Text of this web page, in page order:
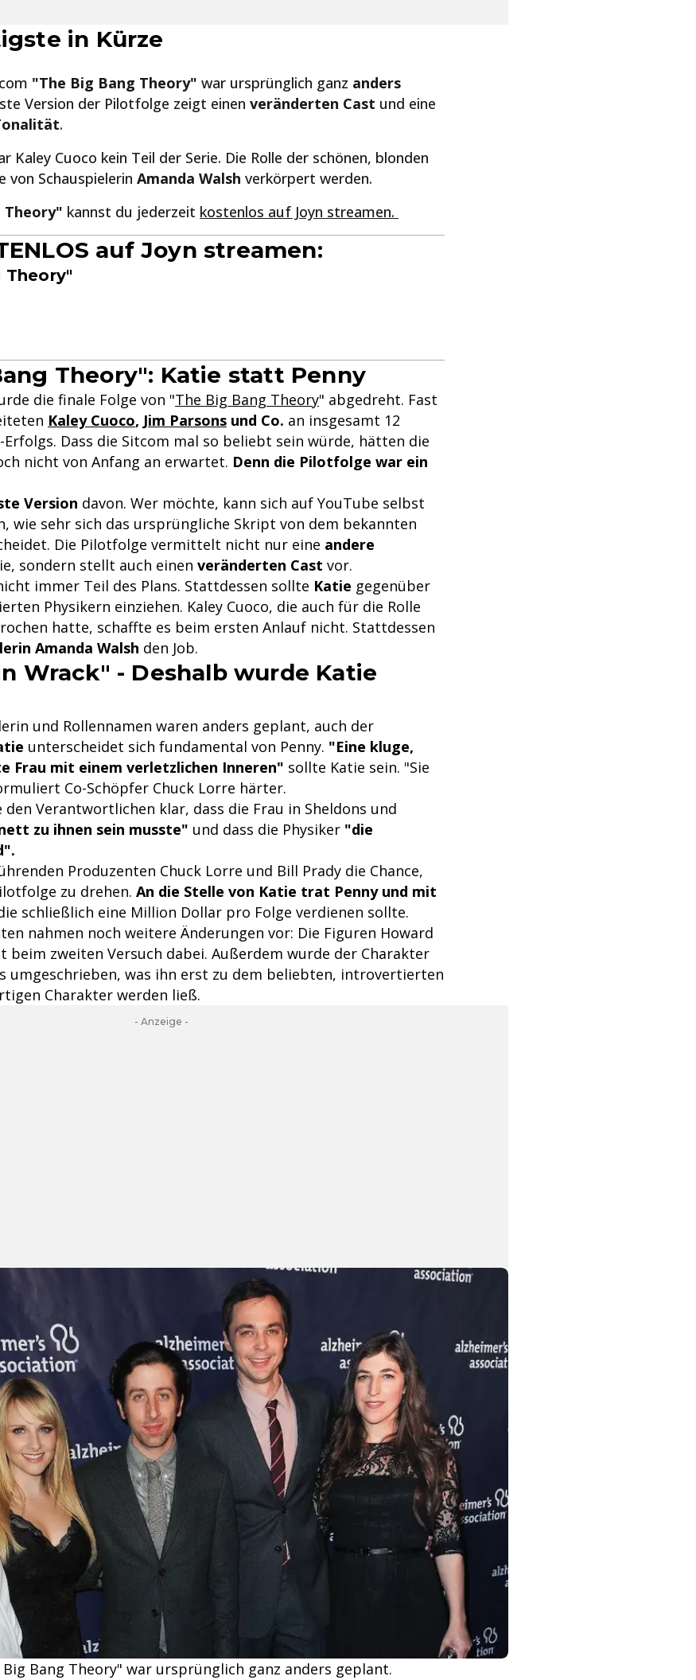
in Kürze
"The Big Bang Theory" war ursprünglich ganz anders
Version der Pilotfolge zeigt einen veränderten Cast und eine
.
Kaley Cuoco kein Teil der Serie. Die Rolle der schönen, blonden
von Schauspielerin Amanda Walsh verkörpert werden.
Theory" kannst du jederzeit kostenlos auf Joyn streamen.
auf Joyn streamen:
Theory"
Theory": Katie statt Penny
die finale Folge von "The Big Bang Theory" abgedreht. Fast
Kaley Cuoco, Jim Parsons und Co. an insgesamt 12
Erfolgs. Dass die Sitcom mal so beliebt sein würde, hätten die
nicht von Anfang an erwartet. Denn die Pilotfolge war ein
Version davon. Wer möchte, kann sich auf YouTube selbst
wie sehr sich das ursprüngliche Skript von dem bekannten
Die Pilotfolge vermittelt nicht nur eine andere
sondern stellt auch einen veränderten Cast vor.
immer Teil des Plans. Stattdessen sollte Katie gegenüber
Physikern einziehen. Kaley Cuoco, die auch für die Rolle
hatte, schaffte es beim ersten Anlauf nicht. Stattdessen
Amanda Walsh den Job.
Wrack" - Deshalb wurde Katie
und Rollennamen waren anders geplant, auch der
unterscheidet sich fundamental von Penny. "Eine kluge,
Frau mit einem verletzlichen Inneren" sollte Katie sein. "Sie
Co-Schöpfer Chuck Lorre härter.
Verantwortlichen klar, dass die Frau in Sheldons und
zu ihnen sein musste" und dass die Physiker "die
Produzenten Chuck Lorre und Bill Prady die Chance,
zu drehen. An die Stelle von Katie trat Penny und mit
schließlich eine Million Dollar pro Folge verdienen sollte.
nahmen noch weitere Änderungen vor: Die Figuren Howard
beim zweiten Versuch dabei. Außerdem wurde der Charakter
umgeschrieben, was ihn erst zu dem beliebten, introvertierten
Charakter werden ließ.
- Anzeige -
Bang Theory" war ursprünglich ganz anders geplant.